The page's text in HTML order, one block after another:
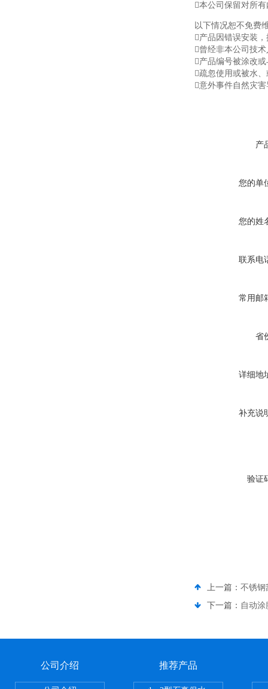
本公司保留对所
以下情况恕不免费
产品因错误安装
曾经非本公司技
产品编号被涂改
疏忽使用或被水
意外事件自然灾
产
您的单
您的姓
联系电
常用邮
省
详细地
补充说
验证
上一篇： 不锈钢
下一篇： 自动
公司介绍 推荐产品